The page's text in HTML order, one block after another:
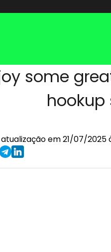
some
em 21/07/2025